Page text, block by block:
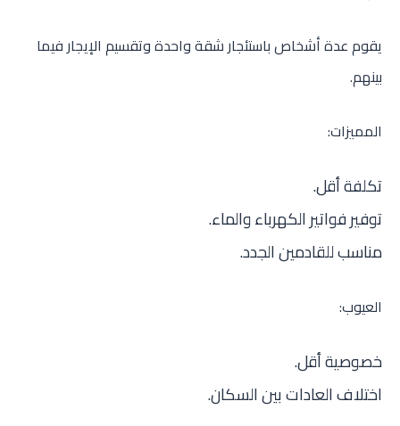
يقوم عدة أشخاص باستئجار شقة واحدة وتقسيم الإيجار فيما
بينهم.
المميزات:
تكلفة أقل.
توفير فواتير الكهرباء والماء.
مناسب للقادمين الجدد.
العيوب:
خصوصية أقل.
اختلاف العادات بين السكان.